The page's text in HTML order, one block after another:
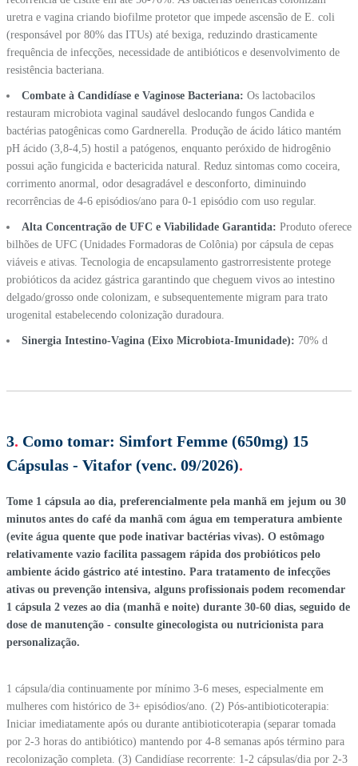
uretra e vagina criando biofilme protetor que impede ascensão de E. coli
(responsável por 80% das ITUs) até bexiga, reduzindo drasticamente
frequência de infecções, necessidade de antibióticos e desenvolvimento de
resistência bacteriana.
Combate à Candidíase e Vaginose Bacteriana: Os lactobacilos
restauram microbiota vaginal saudável deslocando fungos Candida e
bactérias patogênicas como Gardnerella. Produção de ácido lático mantém
pH ácido (3,8-4,5) hostil a patógenos, enquanto peróxido de hidrogênio
possui ação fungicida e bactericida natural. Reduz sintomas como coceira,
corrimento anormal, odor desagradável e desconforto, diminuindo
recorrências de 4-6 episódios/ano para 0-1 episódio com uso regular.
Alta Concentração de UFC e Viabilidade Garantida: Produto oferece
bilhões de UFC (Unidades Formadoras de Colônia) por cápsula de cepas
viáveis e ativas. Tecnologia de encapsulamento gastrorresistente protege
probióticos da acidez gástrica garantindo que cheguem vivos ao intestino
delgado/grosso onde colonizam, e subsequentemente migram para trato
urogenital estabelecendo colonização duradoura.
Sinergia Intestino-Vagina (Eixo Microbiota-Imunidade): 70% d
3. Como tomar: Simfort Femme (650mg) 15
Cápsulas - Vitafor (venc. 09/2026).
Tome 1 cápsula ao dia, preferencialmente pela manhã em jejum ou 30
minutos antes do café da manhã com água em temperatura ambiente
(evite água quente que pode inativar bactérias vivas). O estômago
relativamente vazio facilita passagem rápida dos probióticos pelo
ambiente ácido gástrico até intestino. Para tratamento de infecções
ativas ou prevenção intensiva, alguns profissionais podem recomendar
1 cápsula 2 vezes ao dia (manhã e noite) durante 30-60 dias, seguido de
dose de manutenção - consulte ginecologista ou nutricionista para
personalização.
1 cápsula/dia continuamente por mínimo 3-6 meses, especialmente em
mulheres com histórico de 3+ episódios/ano. (2) Pós-antibioticoterapia:
Iniciar imediatamente após ou durante antibioticoterapia (separar tomada
por 2-3 horas do antibiótico) mantendo por 4-8 semanas após término para
recolonização completa. (3) Candidíase recorrente: 1-2 cápsulas/dia por 2-3